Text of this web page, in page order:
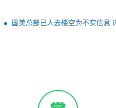
国美总部已人去楼空为不实信息